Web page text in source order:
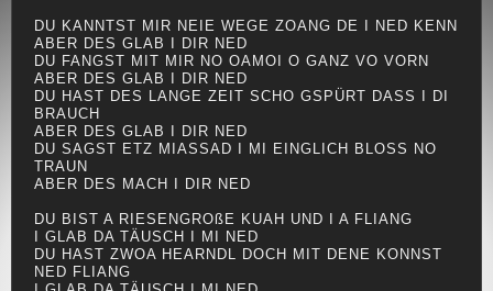
DU KANNTST MIR NEIE WEGE ZOANG DE I NED KENN
ABER DES GLAB I DIR NED
DU FANGST MIT MIR NO OAMOI O GANZ VO VORN
ABER DES GLAB I DIR NED
DU HAST DES LANGE ZEIT SCHO GSPÜRT DASS I DI
BRAUCH
ABER DES GLAB I DIR NED
DU SAGST ETZ MIASSAD I MI EINGLICH BLOSS NO
TRAUN
ABER DES MACH I DIR NED
DU BIST A RIESENGROßE KUAH UND I A FLIANG
I GLAB DA TÄUSCH I MI NED
DU HAST ZWOA HEARNDL DOCH MIT DENE KONNST
NED FLIANG